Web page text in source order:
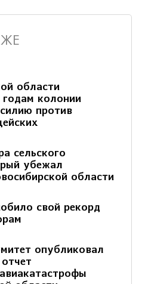
области
годам колонии
против
сельского
убежал
области
свой рекорд
опубликовал